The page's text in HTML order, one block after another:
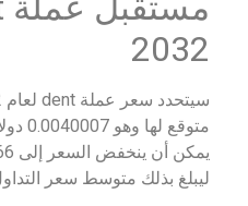
2032
ليبلغ بذلك متوسط سعر التداول 0.0036966 دولارًا